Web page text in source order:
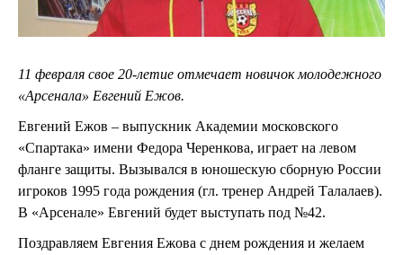
11 февраля свое 20-летие отмечает новичок молодежного
«Арсенала» Евгений Ежов.
Евгений Ежов – выпускник Академии московского
«Спартака» имени Федора Черенкова, играет на левом
фланге защиты. Вызывался в юношескую сборную России
игроков 1995 года рождения (гл. тренер Андрей Талалаев).
В «Арсенале» Евгений будет выступать под №42.
Поздравляем Евгения Ежова с днем рождения и желаем